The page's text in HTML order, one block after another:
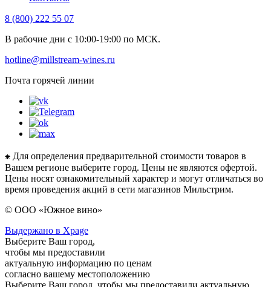
8 (800) 222 55 07
В рабочие дни с 10:00-19:00 по МСК.
hotline@millstream-wines.ru
Почта горячей линии
⁕ Для определения предварительной стоимости товаров в
Вашем регионе выберите город. Цены не являются офертой.
Цены носят ознакомительный характер и могут отличаться во
время проведения акций в сети магазинов Мильстрим.
© ООО «Южное вино»
Выдержано в Xpage
Выберите Ваш город,
чтобы мы предоставили
актуальную информацию по ценам
согласно вашему местоположению
Выберите Ваш город, чтобы мы предоставили актуальную